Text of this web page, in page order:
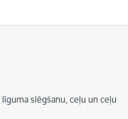
līguma slēgšanu, ceļu un ceļu